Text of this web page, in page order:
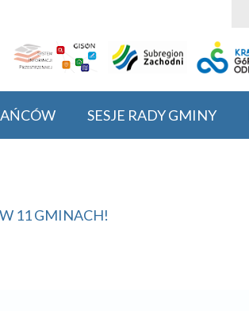
SESJE RADY GMINY
11 GMINACH!